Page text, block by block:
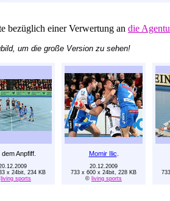
bezüglich einer Verwertung an die
um die große Version zu sehen!
dem Anpfiff. Momir Ilic
x 24bit, 234 KB
living sports
20.12.2009
733 x 600 x 24bit, 228 KB
© living sports